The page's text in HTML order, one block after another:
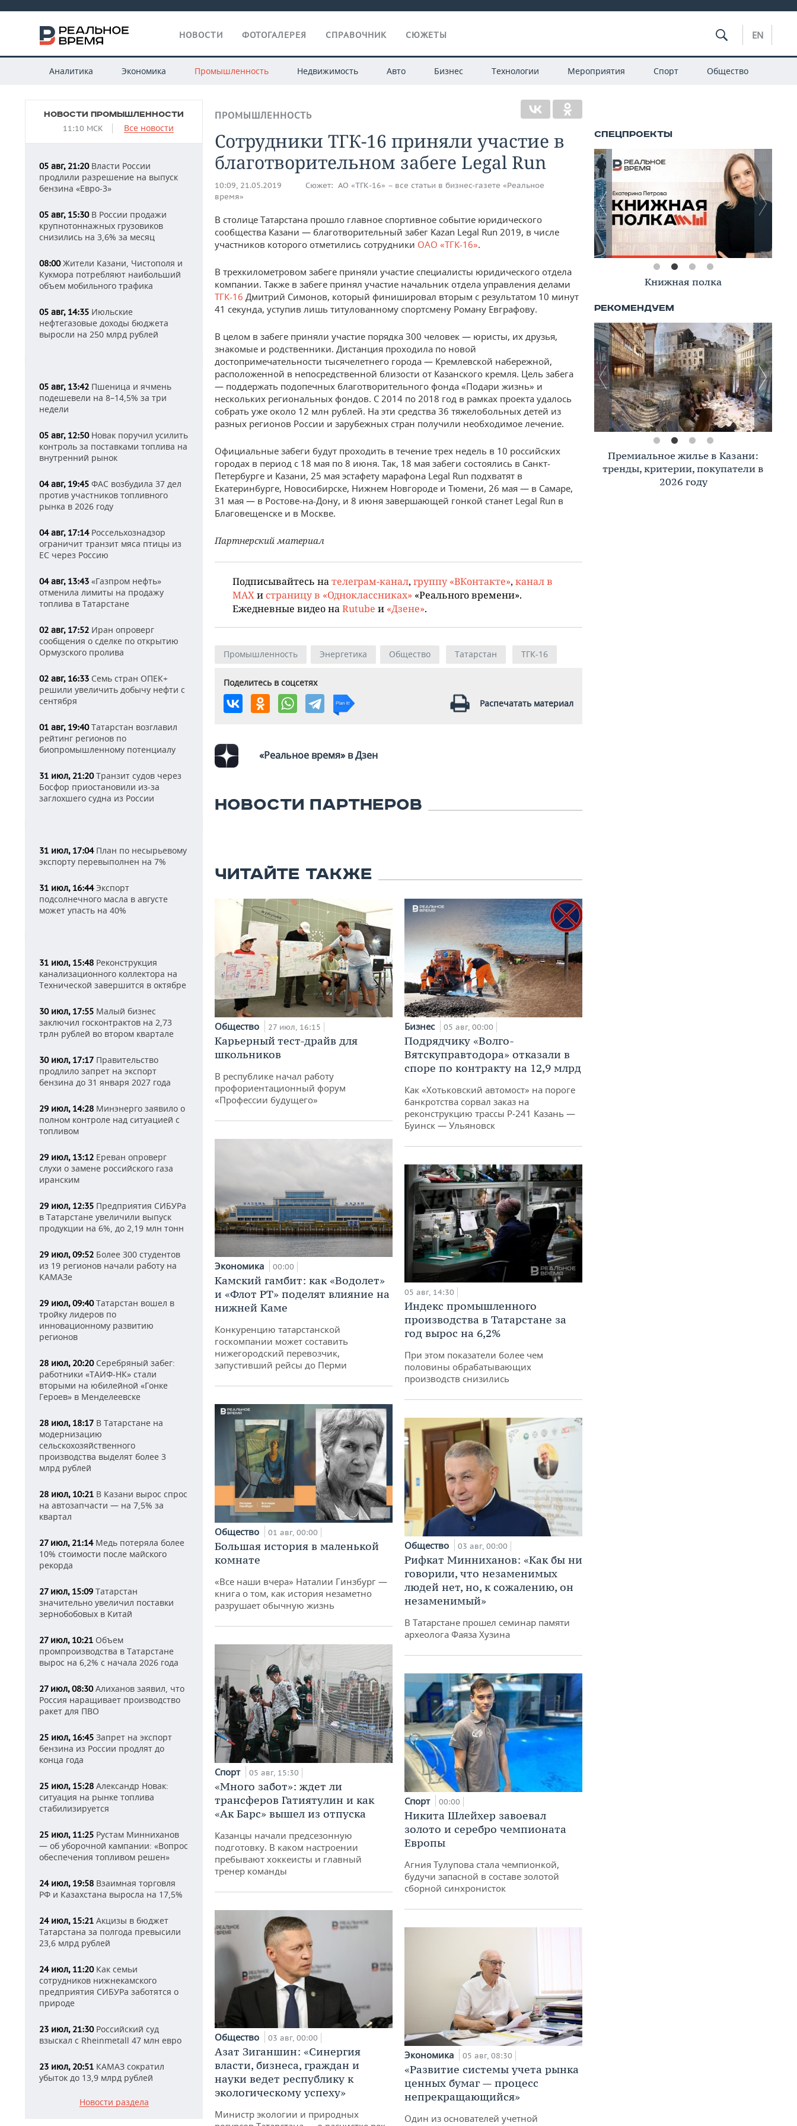
НОВОСТИ ФОТОГАЛЕРЕЯ СПРАВОЧНИК СЮЖЕТЫ EN
Аналитика Экономика Промышленность Недвижимость Авто Бизнес Технологии Мероприятия Спорт Общество
НОВОСТИ ПРОМЫШЛЕННОСТИ
11:10 МСК Все новости
05 авг, 21:20Власти России
продлили разрешение на выпуск
бензина «Евро-3»
05 авг, 15:30В России продажи
крупнотоннажных грузовиков
снизились на 3,6% за месяц
08:00Жители Казани, Чистополя и
Кукмора потребляют наибольший
объем мобильного трафика
05 авг, 14:35 Июльские
нефтегазовые доходы бюджета
выросли на 250 млрд рублей
05 авг, 13:42 Пшеница и ячмень
подешевели на 8–14,5% за три
недели
05 авг, 12:50Новак поручил усилить
контроль за поставками топлива на
внутренний рынок
04 авг, 19:45 ФАС возбудила 37 дел
против участников топливного
рынка в 2026 году
04 авг, 17:14Россельхознадзор
ограничит транзит мяса птицы из
ЕС через Россию
04 авг, 13:43 «Газпром нефть»
отменила лимиты на продажу
топлива в Татарстане
02 авг, 17:52 Иран опроверг
сообщения о сделке по открытию
Ормузского пролива
02 авг, 16:33 Семь стран ОПЕК+
решили увеличить добычу нефти с
сентября
01 авг, 19:40Татарстан возглавил
рейтинг регионов по
биопромышленному потенциалу
31 июл, 21:20Транзит судов через
Босфор приостановили из-за
заглохшего судна из России
31 июл, 17:04План по несырьевому
экспорту перевыполнен на 7%
31 июл, 16:44Экспорт
подсолнечного масла в августе
может упасть на 40%
31 июл, 15:48 Реконструкция
канализационного коллектора на
Технической завершится в октябре
30 июл, 17:55 Малый бизнес
заключил госконтрактов на 2,73
трлн рублей во втором квартале
30 июл, 17:17 Правительство
продлило запрет на экспорт
бензина до 31 января 2027 года
29 июл, 14:28 Минэнерго заявило о
полном контроле над ситуацией с
топливом
29 июл, 13:12 Ереван опроверг
слухи о замене российского газа
иранским
29 июл, 12:35 Предприятия СИБУРа
в Татарстане увеличили выпуск
продукции на 6%, до 2,19 млн тонн
29 июл, 09:52 Более 300 студентов
из 19 регионов начали работу на
КАМАЗе
29 июл, 09:40Татарстан вошел в
тройку лидеров по
инновационному развитию
регионов
28 июл, 20:20Серебряный забег:
работники «ТАИФ-НК» стали
вторыми на юбилейной «Гонке
Героев» в Менделеевске
28 июл, 18:17 В Татарстане на
модернизацию
сельскохозяйственного
производства выделят более 3
млрд рублей
28 июл, 10:21 В Казани вырос спрос
на автозапчасти — на 7,5% за
квартал
27 июл, 21:14Медь потеряла более
10% стоимости после майского
рекорда
27 июл, 15:09 Татарстан
значительно увеличил поставки
зернобобовых в Китай
27 июл, 10:21 Объем
промпроизводства в Татарстане
вырос на 6,2% с начала 2026 года
27 июл, 08:30Алиханов заявил, что
Россия наращивает производство
ракет для ПВО
25 июл, 16:45 Запрет на экспорт
бензина из России продлят до
конца года
25 июл, 15:28 Александр Новак:
ситуация на рынке топлива
стабилизируется
25 июл, 11:25 Рустам Минниханов
— об уборочной кампании: «Вопрос
обеспечения топливом решен»
24 июл, 19:58 Взаимная торговля
РФ и Казахстана выросла на 17,5%
24 июл, 15:21 Акцизы в бюджет
Татарстана за полгода превысили
23,6 млрд рублей
24 июл, 11:20Как семьи
сотрудников нижнекамского
предприятия СИБУРа заботятся о
природе
23 июл, 21:30Российский суд
взыскал с Rheinmetall 47 млн евро
23 июл, 20:51 КАМАЗ сократил
убыток до 13,9 млрд рублей
Новости раздела
ПРОМЫШЛЕННОСТЬ
Сотрудники ТГК-16 приняли участие в
благотворительном забеге Legal Run
10:09, 21.05.2019 Сюжет: АО «ТГК-16» – все статьи в бизнес-газете «Реальное
время»
В столице Татарстана прошло главное спортивное событие юридического
сообщества Казани — благотворительный забег Kazan Legal Run 2019, в числе
участников которого отметились сотрудники ОАО «ТГК-16».
В трехкилометровом забеге приняли участие специалисты юридического отдела
компании. Также в забеге принял участие начальник отдела управления делами
ТГК-16 Дмитрий Симонов, который финишировал вторым с результатом 10 минут
41 секунда, уступив лишь титулованному спортсмену Роману Евграфову.
В целом в забеге приняли участие порядка 300 человек — юристы, их друзья,
знакомые и родственники. Дистанция проходила по новой
достопримечательности тысячелетнего города — Кремлевской набережной,
расположенной в непосредственной близости от Казанского кремля. Цель забега
— поддержать подопечных благотворительного фонда «Подари жизнь» и
нескольких региональных фондов. С 2014 по 2018 год в рамках проекта удалось
собрать уже около 12 млн рублей. На эти средства 36 тяжелобольных детей из
разных регионов России и зарубежных стран получили необходимое лечение.
Официальные забеги будут проходить в течение трех недель в 10 российских
городах в период с 18 мая по 8 июня. Так, 18 мая забеги состоялись в Санкт-
Петербурге и Казани, 25 мая эстафету марафона Legal Run подхватят в
Екатеринбурге, Новосибирске, Нижнем Новгороде и Тюмени, 26 мая — в Самаре,
31 мая — в Ростове-на-Дону, и 8 июня завершающей гонкой станет Legal Run в
Благовещенске и в Москве.
Партнерский материал
Подписывайтесь на телеграм-канал, группу «ВКонтакте», канал в
MAX и страницу в «Одноклассниках» «Реального времени».
Ежедневные видео на Rutube и «Дзене».
Промышленность Энергетика Общество Татарстан ТГК-16
Поделитесь в соцсетях
Распечатать материал
«Реальное время» в Дзен
НОВОСТИ ПАРТНЕРОВ
ЧИТАЙТЕ ТАКЖЕ
Общество 27 июл, 16:15
Карьерный тест-драйв для
школьников
В республике начал работу
профориентационный форум
«Профессии будущего»
Экономика 00:00
Камский гамбит: как «Водолет»
и «Флот РТ» поделят влияние на
нижней Каме
Конкуренцию татарстанской
госкомпании может составить
нижегородский перевозчик,
запустивший рейсы до Перми
Общество 01 авг, 00:00
Большая история в маленькой
комнате
«Все наши вчера» Наталии Гинзбург —
книга о том, как история незаметно
разрушает обычную жизнь
Спорт 05 авг, 15:30
«Много забот»: ждет ли
трансферов Гатиятулин и как
«Ак Барс» вышел из отпуска
Казанцы начали предсезонную
подготовку. В каком настроении
пребывают хоккеисты и главный
тренер команды
Общество 03 авг, 00:00
Азат Зиганшин: «Синергия
власти, бизнеса, граждан и
науки ведет республику к
экологическому успеху»
Министр экологии и природных
Бизнес 05 авг, 00:00
Подрядчику «Волго-
Вятскуправтодора» отказали в
споре по контракту на 12,9 млрд
Как «Хотьковский автомост» на пороге
банкротства сорвал заказ на
реконструкцию трассы Р‑241 Казань —
Буинск — Ульяновск
05 авг, 14:30
Индекс промышленного
производства в Татарстане за
год вырос на 6,2%
При этом показатели более чем
половины обрабатывающих
производств снизились
Общество 03 авг, 00:00
Рифкат Минниханов: «Как бы ни
говорили, что незаменимых
людей нет, но, к сожалению, он
незаменимый»
В Татарстане прошел семинар памяти
археолога Фаяза Хузина
Спорт 00:00
Никита Шлейхер завоевал
золото и серебро чемпионата
Европы
Агния Тулупова стала чемпионкой,
будучи запасной в составе золотой
сборной синхронисток
Экономика 05 авг, 08:30
«Развитие системы учета рынка
ценных бумаг — процесс
непрекращающийся»
Один из основателей учетной
Книжная полка
Премиальное жилье в Казани:
тренды, критерии, покупатели в
2026 году